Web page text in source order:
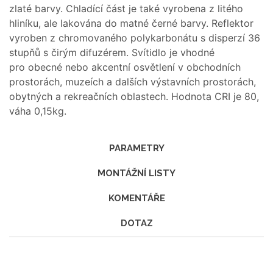
zlaté barvy. Chladící část je také vyrobena z litého
hliníku, ale lakována do matné černé barvy. Reflektor
vyroben z chromovaného polykarbonátu s disperzí 36
stupňů s čirým difuzérem. Svítidlo je vhodné
pro obecné nebo akcentní osvětlení v obchodních
prostorách, muzeích a dalších výstavních prostorách,
obytných a rekreačních oblastech. Hodnota CRI je 80,
váha 0,15kg.
PARAMETRY
MONTÁŽNÍ LISTY
KOMENTÁŘE
DOTAZ